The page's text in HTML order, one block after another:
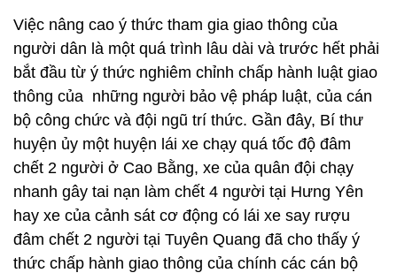
Việc nâng cao ý thức tham gia giao thông của
người dân là một quá trình lâu dài và trước hết phải
bắt đầu từ ý thức nghiêm chỉnh chấp hành luật giao
thông của những người bảo vệ pháp luật, của cán
bộ công chức và đội ngũ trí thức. Gần đây, Bí thư
huyện ủy một huyện lái xe chạy quá tốc độ đâm
chết 2 người ở Cao Bằng, xe của quân đội chạy
nhanh gây tai nạn làm chết 4 người tại Hưng Yên
hay xe của cảnh sát cơ động có lái xe say rượu
đâm chết 2 người tại Tuyên Quang đã cho thấy ý
thức chấp hành giao thông của chính các cán bộ